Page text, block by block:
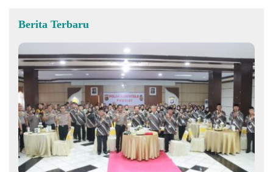
Berita Terbaru